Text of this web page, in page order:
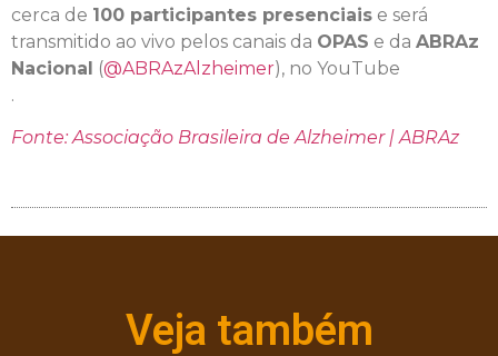
cerca de 100 participantes presenciais e será
transmitido ao vivo pelos canais da OPAS e da ABRAz
Nacional (@ABRAzAlzheimer), no YouTube
.
Fonte: Associação Brasileira de Alzheimer | ABRAz
Veja também